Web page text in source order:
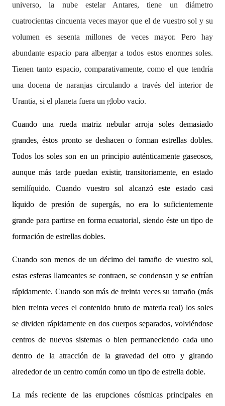
universo, la nube estelar Antares, tiene un diámetro
cuatrocientas cincuenta veces mayor que el de vuestro sol y su
volumen es sesenta millones de veces mayor. Pero hay
abundante espacio para albergar a todos estos enormes soles.
Tienen tanto espacio, comparativamente, como el que tendría
una docena de naranjas circulando a través del interior de
Urantia, si el planeta fuera un globo vacío.
Cuando una rueda matriz nebular arroja soles demasiado
grandes, éstos pronto se deshacen o forman estrellas dobles.
Todos los soles son en un principio auténticamente gaseosos,
aunque más tarde puedan existir, transitoriamente, en estado
semilíquido. Cuando vuestro sol alcanzó este estado casi
líquido de presión de supergás, no era lo suficientemente
grande para partirse en forma ecuatorial, siendo éste un tipo de
formación de estrellas dobles.
Cuando son menos de un décimo del tamaño de vuestro sol,
estas esferas llameantes se contraen, se condensan y se enfrían
rápidamente. Cuando son más de treinta veces su tamaño (más
bien treinta veces el contenido bruto de materia real) los soles
se dividen rápidamente en dos cuerpos separados, volviéndose
centros de nuevos sistemas o bien permaneciendo cada uno
dentro de la atracción de la gravedad del otro y girando
alrededor de un centro común como un tipo de estrella doble.
La más reciente de las erupciones cósmicas principales en